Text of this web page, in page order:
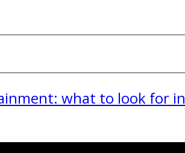
what to look for in